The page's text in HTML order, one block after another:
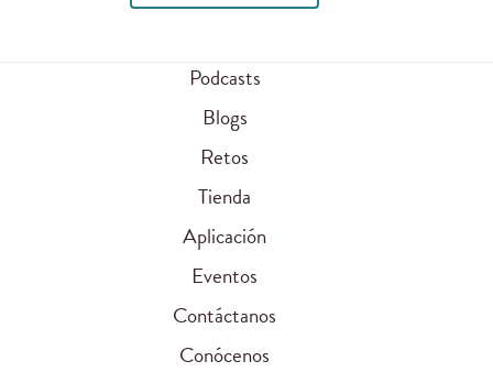
Podcasts
Blogs
Retos
Tienda
Aplicación
Eventos
Contáctanos
Conócenos